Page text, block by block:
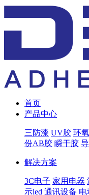
首页
产品中心
三防漆 UV胶 环
份AB胶 瞬干胶
解决方案
3C电子 家用电器
示led 通讯设备 电